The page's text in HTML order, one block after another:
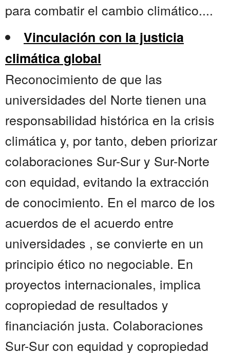
para combatir el cambio climático....
Vinculación con la justicia
climática global
Reconocimiento de que las
universidades del Norte tienen una
responsabilidad histórica en la crisis
climática y, por tanto, deben priorizar
colaboraciones Sur-Sur y Sur-Norte
con equidad, evitando la extracción
de conocimiento. En el marco de los
acuerdos de el acuerdo entre
universidades , se convierte en un
principio ético no negociable. En
proyectos internacionales, implica
copropiedad de resultados y
financiación justa. Colaboraciones
Sur-Sur con equidad y copropiedad